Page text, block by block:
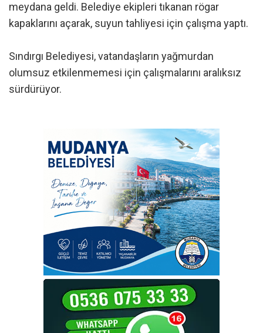
meydana geldi. Belediye ekipleri tıkanan rögar
kapaklarını açarak, suyun tahliyesi için çalışma yaptı.
Sındırgı Belediyesi, vatandaşların yağmurdan
olumsuz etkilenmemesi için çalışmalarını aralıksız
sürdürüyor.